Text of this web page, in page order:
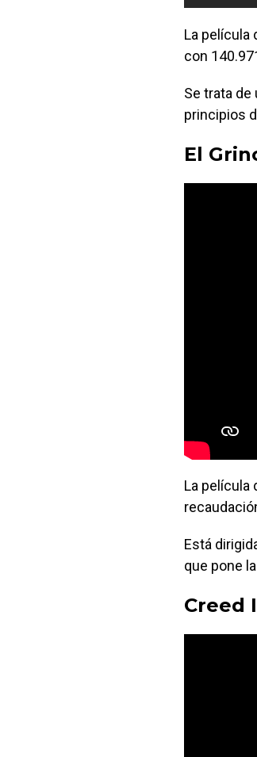
La película
con
Se trata de
principios
El
La película
Está
que pone
Creed